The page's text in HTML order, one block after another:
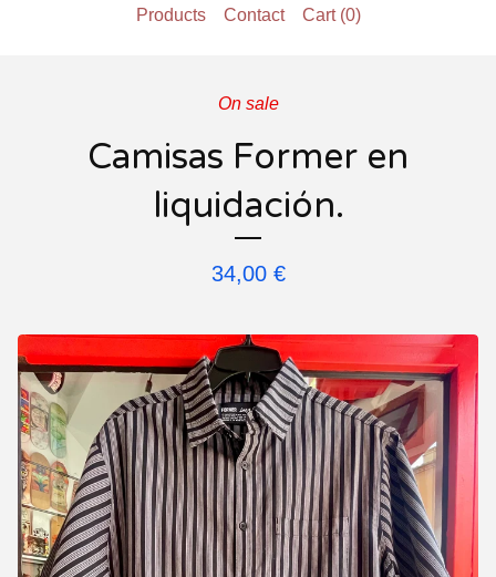
Products Contact Cart (0)
On sale
Camisas Former en
liquidación.
34,00 €